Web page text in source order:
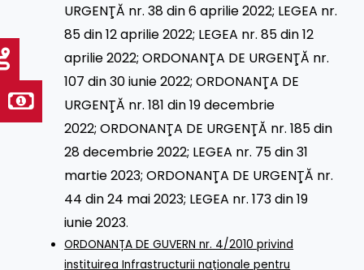
URGENŢĂ nr. 38 din 6 aprilie 2022; LEGEA nr.
85 din 12 aprilie 2022; LEGEA nr. 85 din 12
aprilie 2022;ORDONANŢA DE URGENŢĂ nr.
107 din 30 iunie 2022;ORDONANŢA DE
URGENŢĂ nr. 181 din 19 decembrie
2022;ORDONANŢA DE URGENŢĂ nr. 185 din
28 decembrie 2022; LEGEA nr. 75 din 31
martie 2023;ORDONANŢA DE URGENŢĂ nr.
44 din 24 mai 2023; LEGEA nr. 173 din 19
iunie 2023.
ORDONANȚA DE GUVERN nr. 4/2010 privind
instituirea Infrastructurii naţionale pentru